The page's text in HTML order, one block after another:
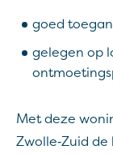
goed
gelegen op
Met deze
Zwolle‑Zuid